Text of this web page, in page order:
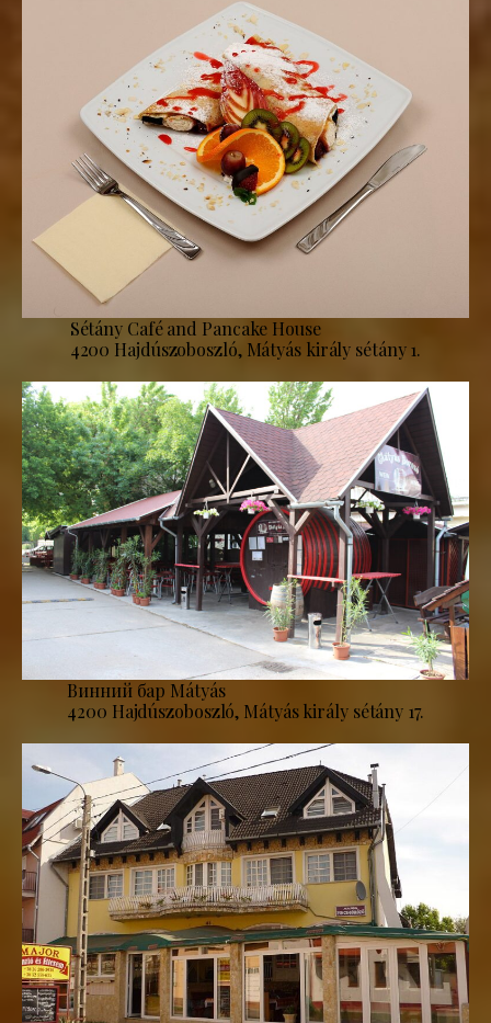
Sétány Café and Pancake House
4200 Hajdúszoboszló, Mátyás király sétány 1.
Винний бар Mátyás
4200 Hajdúszoboszló, Mátyás király sétány 17.